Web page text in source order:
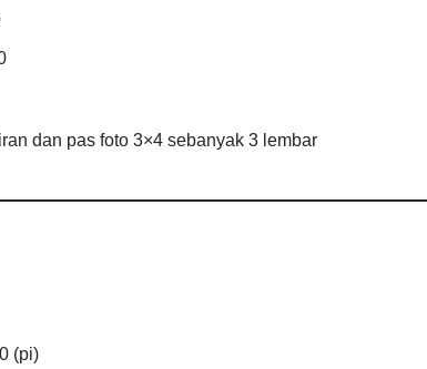
dan pas foto 3×4 sebanyak 3 lembar
(pi)